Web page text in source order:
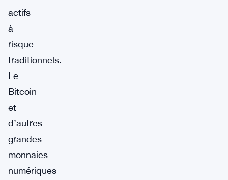
actifs
à
risque
traditionnels.
Le
Bitcoin
et
d’autres
grandes
monnaies
numériques